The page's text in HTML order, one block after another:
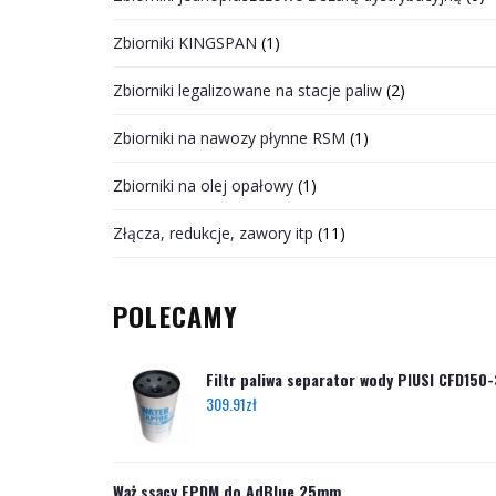
Zbiorniki KINGSPAN (1)
Zbiorniki legalizowane na stacje paliw (2)
Zbiorniki na nawozy płynne RSM (1)
Zbiorniki na olej opałowy (1)
Złącza, redukcje, zawory itp (11)
POLECAMY
Filtr paliwa separator wody PIUSI
309.91zł
Wąż ssący EPDM do AdBlue 25mm